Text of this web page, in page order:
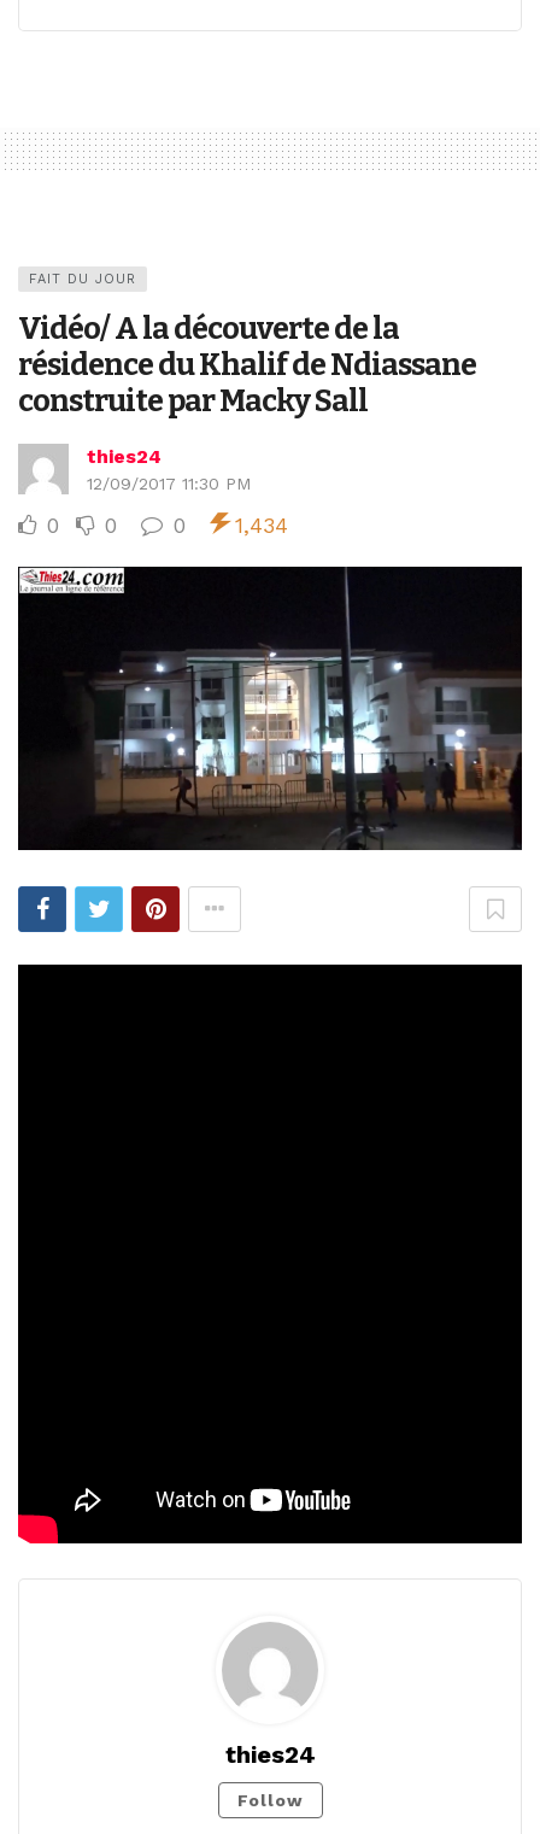
FAIT DU JOUR
Vidéo/ A la découverte de la
résidence du Khalif de Ndiassane
construite par Macky Sall
thies24
12/09/2017 11:30 PM
0 0 0 1,434
thies24
Follow